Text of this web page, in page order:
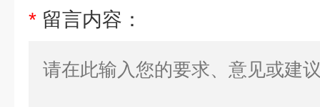
* 留言内容：